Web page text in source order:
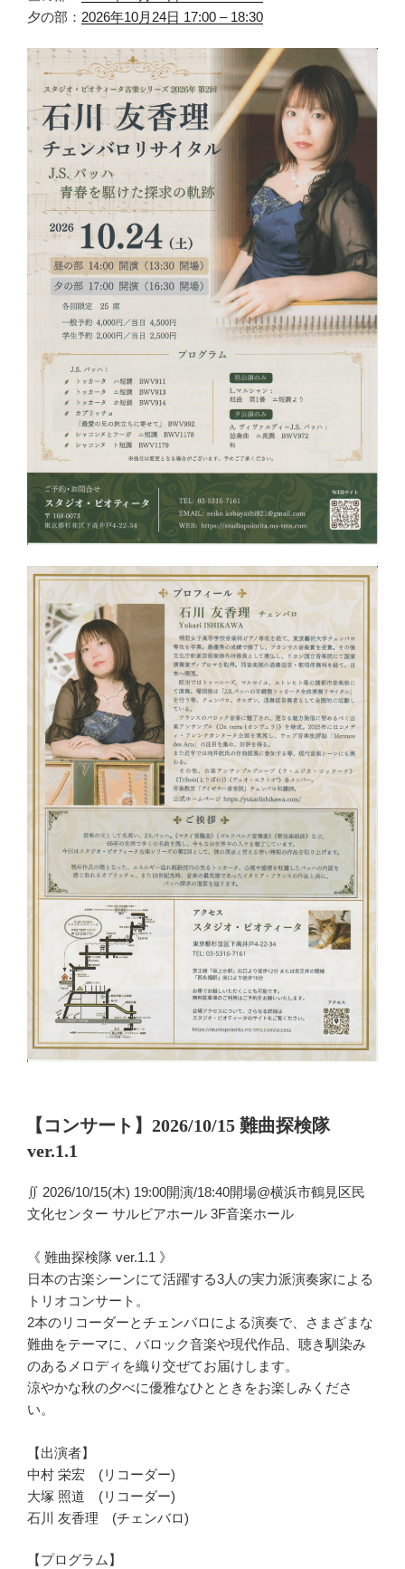
夕の部： 2026年10月24日 17:00 – 18:30
日:
【コンサート】2026/10/15 難曲探検隊
ver.1.1
∬ 2026/10/15(木) 19:00開演/18:40開場@横浜市鶴見区民
文化センター サルビアホール 3F音楽ホール
《 難曲探検隊 ver.1.1 》
日本の古楽シーンにて活躍する3人の実力派演奏家による
トリオコンサート。
2本のリコーダーとチェンバロによる演奏で、さまざまな
難曲をテーマに、バロック音楽や現代作品、聴き馴染み
のあるメロディを織り交ぜてお届けします。
涼やかな秋の夕べに優雅なひとときをお楽しみくださ
い。
【出演者】
中村 栄宏 (リコーダー)
大塚 照道 (リコーダー)
石川 友香理 (チェンバロ)
【プログラム】